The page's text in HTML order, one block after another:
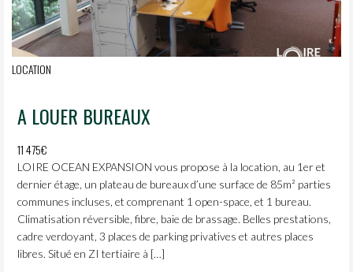
LOCATION
A LOUER BUREAUX
11 475€
LOIRE OCEAN EXPANSION vous propose à la location, au 1er et
dernier étage, un plateau de bureaux d’une surface de 85m² parties
communes incluses, et comprenant 1 open-space, et 1 bureau.
Climatisation réversible, fibre, baie de brassage. Belles prestations,
cadre verdoyant, 3 places de parking privatives et autres places
libres. Situé en ZI tertiaire à […]